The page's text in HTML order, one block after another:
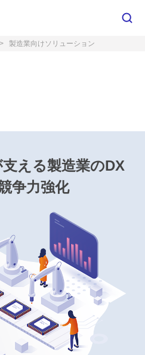
製造業向けソリューション
える製造業のDX
争⼒強化